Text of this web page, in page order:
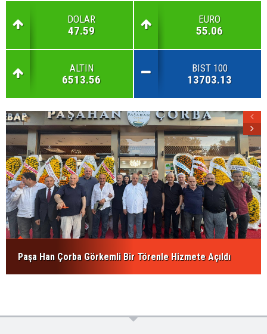
DOLAR
47.59
EURO
55.06
ALTIN
6513.56
BIST 100
13703.13
Paşa Han Çorba Görkemli Bir Törenle Hizmete Açıldı